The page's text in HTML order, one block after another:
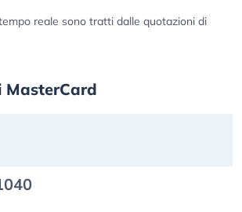
reale sono tratti dalle quotazioni di
MasterCard